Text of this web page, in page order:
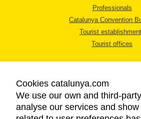
Professionals
Catalunya Convention
Tourist
Tourist offices
LEGAL NOTICE
Cookies catalunya.com
We use our own and third-
analyse our services and